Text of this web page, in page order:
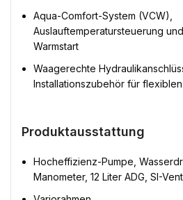
Aqua-Comfort-System (VCW),
Auslauftemperatursteuerung
Warmstart
Waagerechte
Installationszubehör für flexiblen
Produktausstattung
Hocheffizienz-Pumpe,
Manometer, 12 Liter ADG, SI-